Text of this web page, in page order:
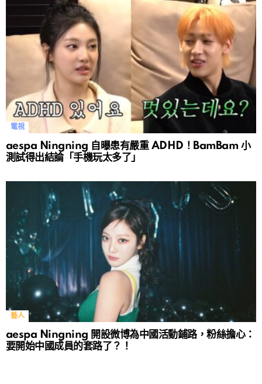
電視
aespa Ningning 自曝患有嚴重 ADHD！BamBam 小
測試得出結論「手機玩太多了」
藝人
aespa Ningning 開設微博為中國活動鋪路，粉絲擔心：
要開始中國成員的套路了？！